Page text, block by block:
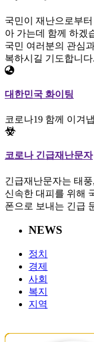
국민이 재난으로부
아 가는데 함께 하겠
국민 여러분의 관심
복하시길 기도합니다.
대한민국 화이팅
코로나19 함께 이겨
코로나 긴급재난문자
긴급재난문자는 태
신속한 대피를 위해
폰으로 보내는 긴급
NEWS
정치
경제
사회
복지
지역